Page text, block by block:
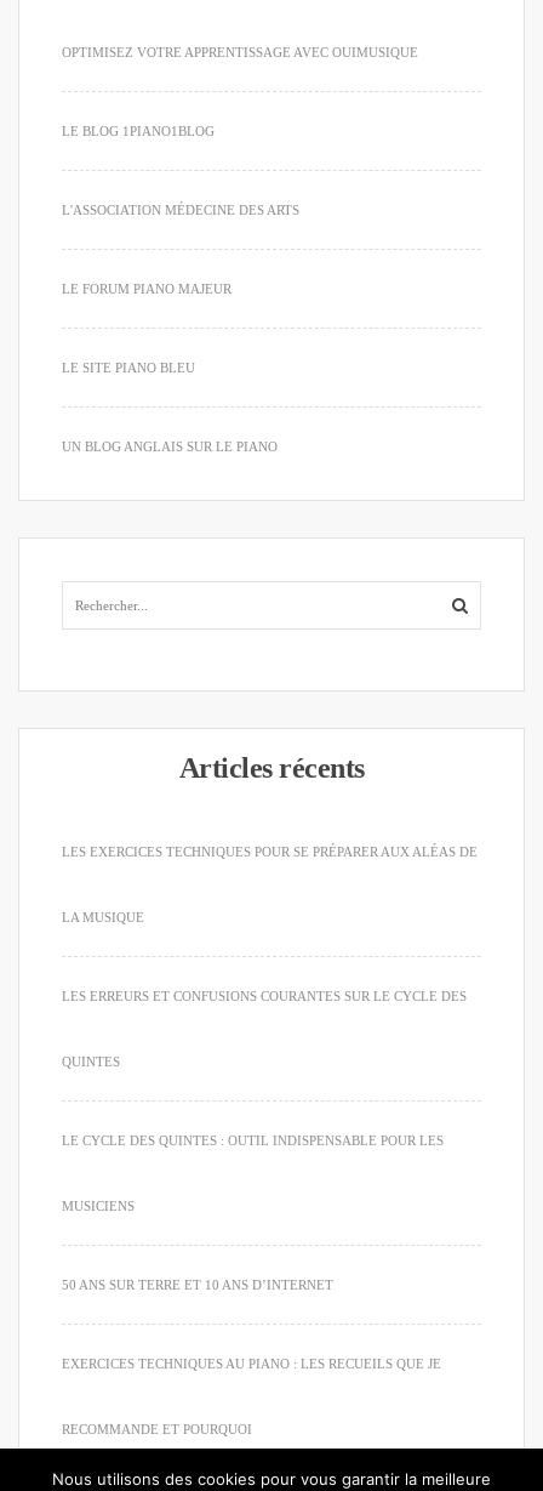
OPTIMISEZ VOTRE APPRENTISSAGE AVEC OUIMUSIQUE
LE BLOG 1PIANO1BLOG
L'ASSOCIATION MÉDECINE DES ARTS
LE FORUM PIANO MAJEUR
LE SITE PIANO BLEU
UN BLOG ANGLAIS SUR LE PIANO
Articles récents
LES EXERCICES TECHNIQUES POUR SE PRÉPARER AUX ALÉAS DE
LA MUSIQUE
LES ERREURS ET CONFUSIONS COURANTES SUR LE CYCLE DES
QUINTES
LE CYCLE DES QUINTES : OUTIL INDISPENSABLE POUR LES
MUSICIENS
50 ANS SUR TERRE ET 10 ANS D’INTERNET
EXERCICES TECHNIQUES AU PIANO : LES RECUEILS QUE JE
RECOMMANDE ET POURQUOI
Nous utilisons des cookies pour vous garantir la meilleure